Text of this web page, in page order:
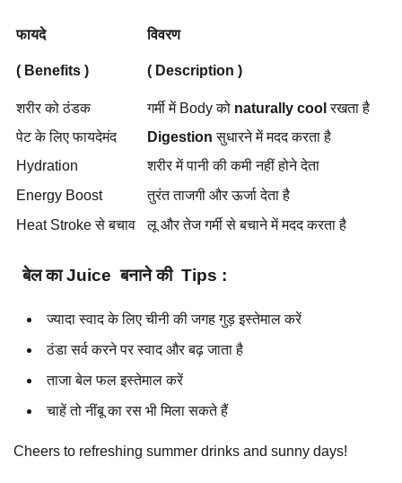
फायदे
( Benefits )
विवरण
( Description )
शरीर को ठंडक गर्मी में Body को naturally cool रखता है
पेट के लिए फायदेमंद
Digestion सुधारने में मदद करता है
Hydration
शरीर में पानी की कमी नहीं होने देता
Energy Boost
तुरंत ताजगी और ऊर्जा देता है
Heat Stroke से बचाव
लू और तेज गर्मी से बचाने में मदद करता है
बेल का Juice बनाने की Tips :
ज्यादा स्वाद के लिए चीनी की जगह गुड़ इस्तेमाल करें
ठंडा सर्व करने पर स्वाद और बढ़ जाता है
ताजा बेल फल इस्तेमाल करें
चाहें तो नींबू का रस भी मिला सकते हैं
Cheers to refreshing summer drinks and sunny days!